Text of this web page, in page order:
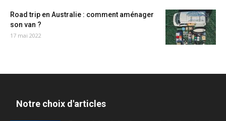
Road trip en Australie : comment aménager
son van ?
17 mai 2022
Notre choix d'articles